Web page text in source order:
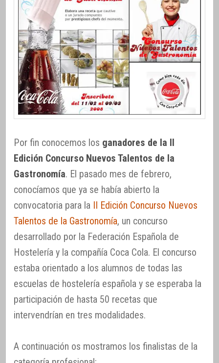
Por fin conocemos los ganadores de la II
Edición Concurso Nuevos Talentos de la
Gastronomía. El pasado mes de febrero,
conocíamos que ya se había abierto la
convocatoria para la II Edición Concurso Nuevos
Talentos de la Gastronomía, un concurso
desarrollado por la Federación Española de
Hostelería y la compañía Coca Cola. El concurso
estaba orientado a los alumnos de todas las
escuelas de hostelería española y se esperaba la
participación de hasta 50 recetas que
intervendrían en tres modalidades.
A continuación os mostramos los finalistas de la